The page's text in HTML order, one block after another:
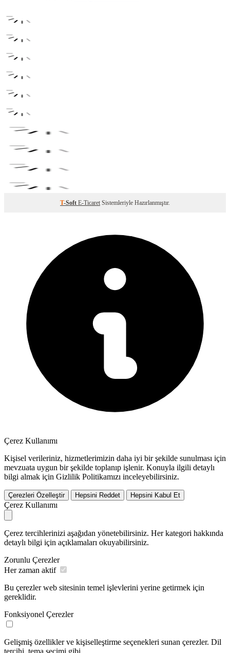
T-Soft E-Ticaret Sistemleriyle Hazırlanmıştır.
Çerez Kullanımı
Kişisel verileriniz, hizmetlerimizin daha iyi bir şekilde sunulması için
mevzuata uygun bir şekilde toplanıp işlenir. Konuyla ilgili detaylı
bilgi almak için Gizlilik Politikamızı inceleyebilirsiniz.
Çerezleri Özelleştir Hepsini Reddet Hepsini Kabul Et
Çerez Kullanımı
Çerez tercihlerinizi aşağıdan yönetebilirsiniz. Her kategori hakkında
detaylı bilgi için açıklamaları okuyabilirsiniz.
Zorunlu Çerezler
Her zaman aktif
Bu çerezler web sitesinin temel işlevlerini yerine getirmek için
gereklidir.
Fonksiyonel Çerezler
Gelişmiş özellikler ve kişiselleştirme seçenekleri sunan çerezler. Dil
tercihi, tema seçimi gibi.